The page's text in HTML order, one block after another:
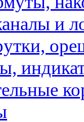
и